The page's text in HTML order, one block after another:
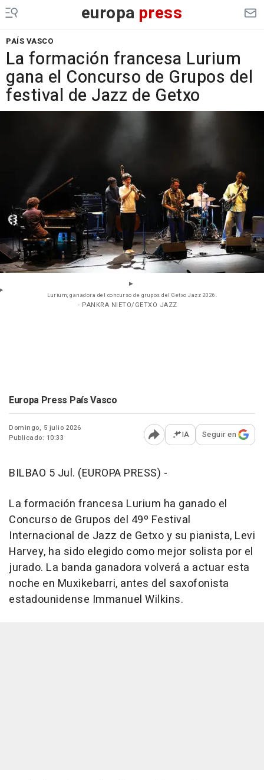
europa press
PAÍS VASCO
La formación francesa Lurium
gana el Concurso de Grupos del
festival de Jazz de Getxo
Lurium, ganadora del concurso de grupos del Getxo Jazz 2026.
- PANKRA NIETO/GETXO JAZZ
Europa Press País Vasco
Domingo, 5 julio 2026
Publicado: 10:33
Abrir opciones para
IA Seguir en
BILBAO 5 Jul. (EUROPA PRESS) -
La formación francesa Lurium ha ganado el
Concurso de Grupos del 49º Festival
Internacional de Jazz de Getxo y su pianista, Levi
Harvey, ha sido elegido como mejor solista por el
jurado. La banda ganadora volverá a actuar esta
noche en Muxikebarri, antes del saxofonista
estadounidense Immanuel Wilkins.